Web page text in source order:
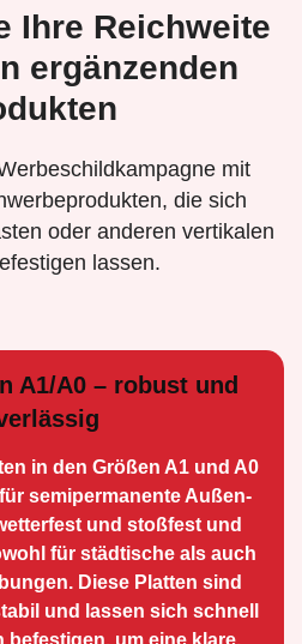
Ihre Reichweite
ergänzenden
mit
die sich
oder anderen vertikalen
lassen.
A1/A0 – robust und
in den Größen A1 und A0
semiperma­nente Außen­
und stoßfest und
für städtische als auch
Diese Platten sind
und lassen sich schnell
befestigen, um eine klare,